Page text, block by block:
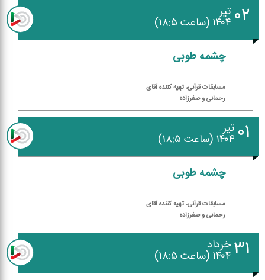
۰۲ تیر
۱۴۰۴ (ساعت ۱۸:۵)
چشمه طوبی
مسابقات قرآنی، تهیه كننده آقای
رحمانی و صفرزاده
۰۱ تیر
۱۴۰۴ (ساعت ۱۸:۵)
چشمه طوبی
مسابقات قرآنی، تهیه كننده آقای
رحمانی و صفرزاده
۳۱خرداد
۱۴۰۴ (ساعت ۱۸:۵)